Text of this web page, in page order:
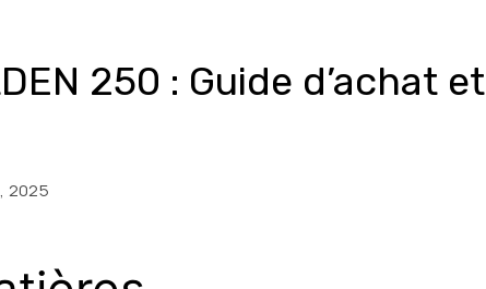
250 : Guide d’achat et
2025